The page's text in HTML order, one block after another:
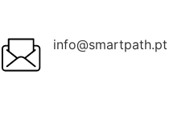
info@smartpath.pt